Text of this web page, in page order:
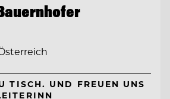
TISCH. UND FREUEN UNS